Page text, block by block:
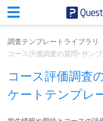
調査テンプレートライブラリ
コース評価調査の質問+サン
コース評価調査
ケートテンプレ